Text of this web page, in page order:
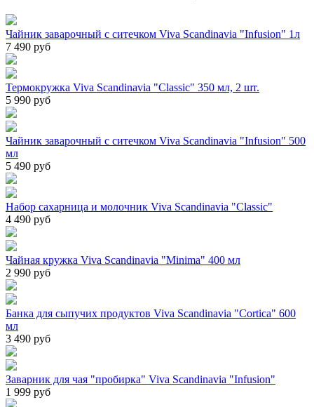
Чайник заварочный с ситечком Viva Scandinavia "Infusion" 1л
7 490 руб
Термокружка Viva Scandinavia "Classic" 350 мл, 2 шт.
5 990 руб
Чайник заварочный с ситечком Viva Scandinavia "Infusion" 500
мл
5 490 руб
Набор сахарница и молочник Viva Scandinavia "Classic"
4 490 руб
Чайная кружка Viva Scandinavia "Minima" 400 мл
2 990 руб
Банка для сыпучих продуктов Viva Scandinavia "Cortica" 600
мл
3 490 руб
Заварник для чая "пробирка" Viva Scandinavia "Infusion"
1 999 руб